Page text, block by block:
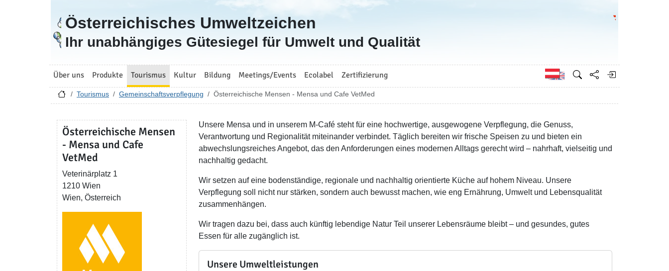
Zur Startseite
Österreichisches Umweltzeichen
Ihr unabhängiges Gütesiegel für Umwelt und Qualität
Über uns Produkte Tourismus Kultur Bildung Meetings/Events Ecolabel Zertifizierung Englisch
Tourismus Gemeinschaftsverpflegung Österreichische Mensen - Mensa und Cafe VetMed
Österreichische Mensen
- Mensa und Cafe
VetMed
Veterinärplatz 1
1210 Wien
Wien, Österreich
Unsere Mensa und in unserem M-Café steht für eine hochwertige, ausgewogene Verpflegung, die Genuss,
Verantwortung und Regionalität miteinander verbindet. Täglich bereiten wir frische Speisen zu und bieten ein
abwechslungsreiches Angebot, das den Anforderungen eines modernen Alltags gerecht wird – nahrhaft, vielseitig und
nachhaltig gedacht.
Wir setzen auf eine bodenständige, regionale und nachhaltig orientierte Küche auf hohem Niveau. Unsere
Verpflegung soll nicht nur stärken, sondern auch bewusst machen, wie eng Ernährung, Umwelt und Lebensqualität
zusammenhängen.
Wir tragen dazu bei, dass auch künftig lebendige Natur Teil unserer Lebensräume bleibt – und gesundes, gutes
Essen für alle zugänglich ist.
Unsere Umweltleistungen